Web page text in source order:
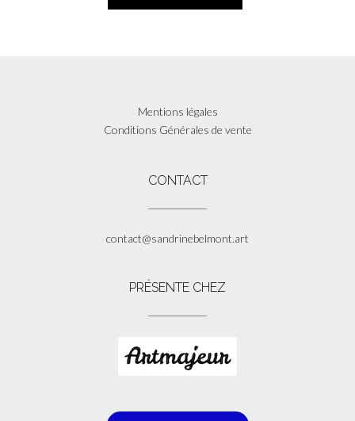
Mentions légales
Conditions Générales de vente
CONTACT
contact@sandrinebelmont.art
PRÉSENTE CHEZ